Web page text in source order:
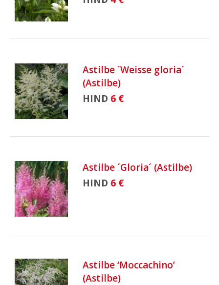
Astilbe ´Weisse gloria´
(Astilbe)
HIND 6 €
Astilbe ´Gloria´ (Astilbe)
HIND 6 €
Astilbe ‘Moccachino’
(Astilbe)